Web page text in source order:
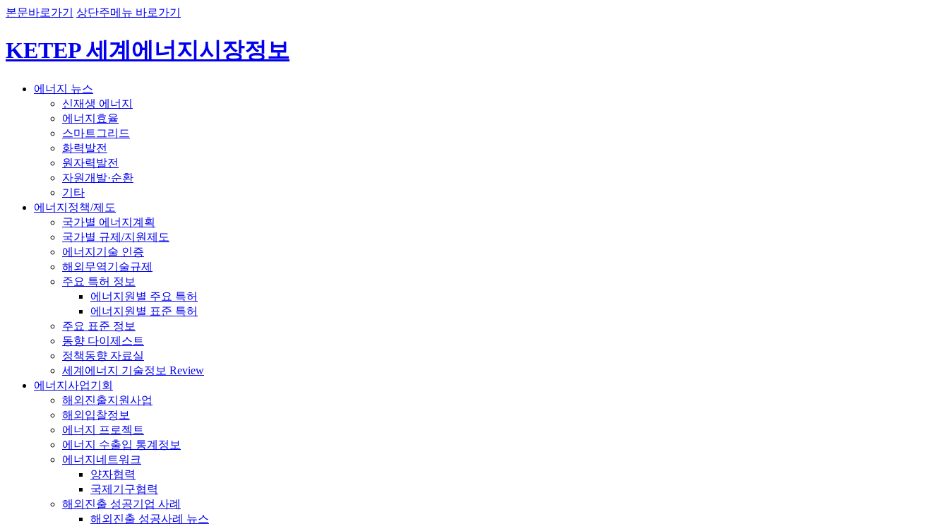
본문바로가기 상단주메뉴 바로가기
KETEP 세계에너지시장정보
에너지 뉴스
신재생 에너지
에너지효율
스마트그리드
화력발전
원자력발전
자원개발·순환
기타
에너지정책/제도
국가별 에너지계획
국가별 규제/지원제도
에너지기술 인증
해외무역기술규제
주요 특허 정보
에너지원별 주요 특허
에너지원별 표준 특허
주요 표준 정보
동향 다이제스트
정책동향 자료실
세계에너지 기술정보 Review
에너지사업기회
해외진출지원사업
해외입찰정보
에너지 프로젝트
에너지 수출입 통계정보
에너지네트워크
양자협력
국제기구협력
해외진출 성공기업 사례
해외진출 성공사례 뉴스